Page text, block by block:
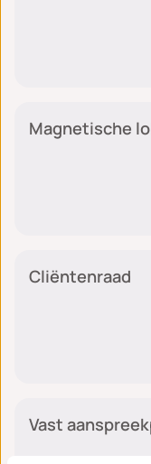
Magnetische
Cliëntenraad
Vast